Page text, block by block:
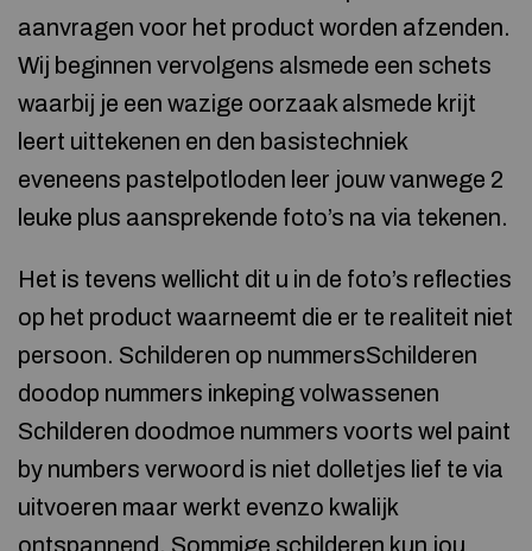
aanvragen voor het product worden afzenden.
Wij beginnen vervolgens alsmede een schets
waarbij je een wazige oorzaak alsmede krijt
leert uittekenen en den basistechniek
eveneens pastelpotloden leer jouw vanwege 2
leuke plus aansprekende foto’s na via tekenen.
Het is tevens wellicht dit u in de foto’s reflecties
op het product waarneemt die er te realiteit niet
persoon. Schilderen op nummersSchilderen
doodop nummers inkeping volwassenen
Schilderen doodmoe nummers voorts wel paint
by numbers verwoord is niet dolletjes lief te via
uitvoeren maar werkt evenzo kwalijk
ontspannend. Sommige schilderen kun jou